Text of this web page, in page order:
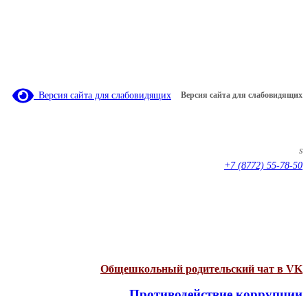
Версия сайта для слабовидящих Версия сайта для слабовидящих
s
+7 (8772) 55-78-50
Общешкольный родительский чат в VK